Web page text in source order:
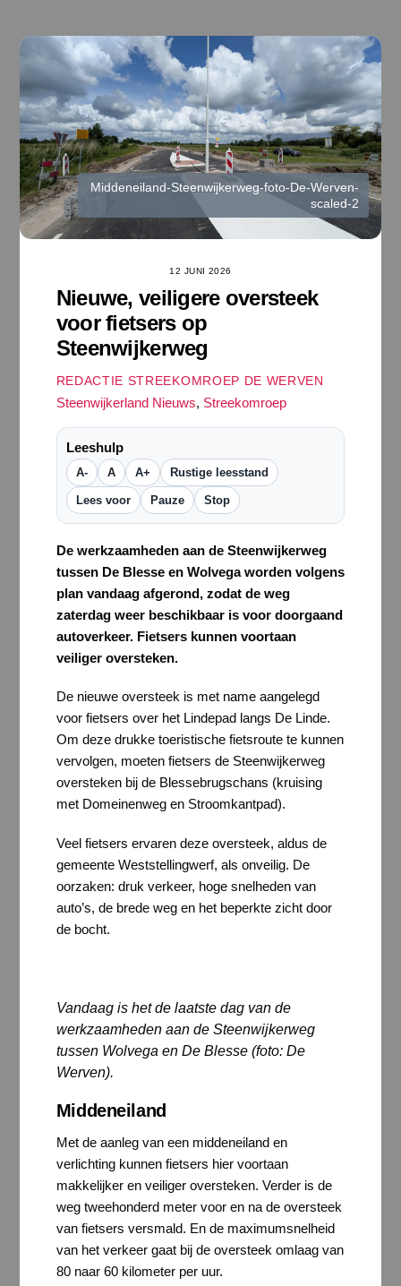
inhoud
Middeneiland-Steenwijkerweg-foto-De-Werven-
scaled-2
12 JUNI 2026
Nieuwe, veiligere oversteek
voor fietsers op
Steenwijkerweg
REDACTIE STREEKOMROEP DE WERVEN
Steenwijkerland Nieuws, Streekomroep
Leeshulp
A- A A+ Rustige leesstand
Lees voor Pauze Stop
De werkzaamheden aan de Steenwijkerweg
tussen De Blesse en Wolvega worden volgens
plan vandaag afgerond, zodat de weg
zaterdag weer beschikbaar is voor doorgaand
autoverkeer. Fietsers kunnen voortaan
veiliger oversteken.
De nieuwe oversteek is met name aangelegd
voor fietsers over het Lindepad langs De Linde.
Om deze drukke toeristische fietsroute te kunnen
vervolgen, moeten fietsers de Steenwijkerweg
oversteken bij de Blessebrugschans (kruising
met Domeinenweg en Stroomkantpad).
Veel fietsers ervaren deze oversteek, aldus de
gemeente Weststellingwerf, als onveilig. De
oorzaken: druk verkeer, hoge snelheden van
auto’s, de brede weg en het beperkte zicht door
de bocht.
Vandaag is het de laatste dag van de
werkzaamheden aan de Steenwijkerweg
tussen Wolvega en De Blesse (foto: De
Werven).
Middeneiland
Met de aanleg van een middeneiland en
verlichting kunnen fietsers hier voortaan
makkelijker en veiliger oversteken. Verder is de
weg tweehonderd meter voor en na de oversteek
van fietsers versmald. En de maximumsnelheid
van het verkeer gaat bij de oversteek omlaag van
80 naar 60 kilometer per uur.